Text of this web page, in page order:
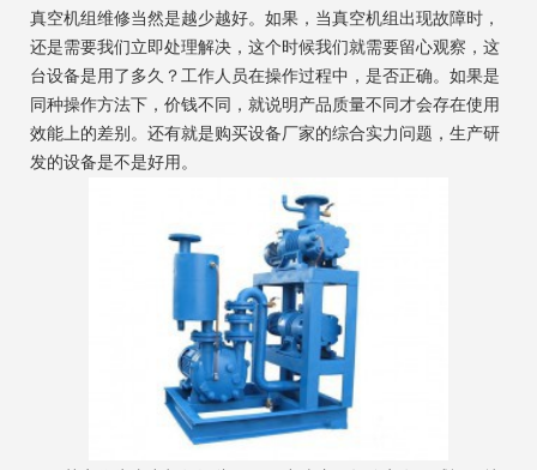
真空机组维修当然是越少越好。如果，当真空机组出现故障时，
还是需要我们立即处理解决，这个时候我们就需要留心观察，这
台设备是用了多久？工作人员在操作过程中，是否正确。如果是
同种操作方法下，价钱不同，就说明产品质量不同才会存在使用
效能上的差别。还有就是购买设备厂家的综合实力问题，生产研
发的设备是不是好用。